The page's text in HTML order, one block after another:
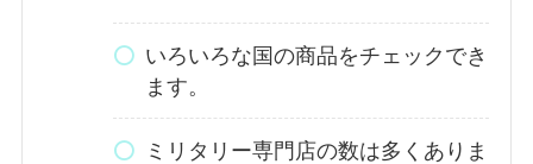
いろいろな国の商品をチェックでき
ます。
ミリタリー専門店の数は多くありま